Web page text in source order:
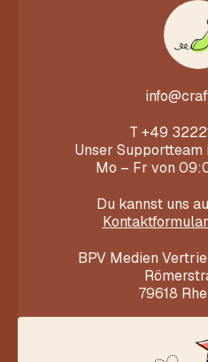
T +49
Unser
Mo – Fr von
Du kannst uns
Kontaktformular
BPV Medien
79618